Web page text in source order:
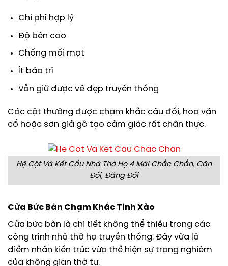
Chi phí hợp lý
Độ bền cao
Chống mối mọt
Ít bảo trì
Vẫn giữ được vẻ đẹp truyền thống
Các cột thường được chạm khắc câu đối, hoa văn
cổ hoặc sơn giả gỗ tạo cảm giác rất chân thực.
Hệ Cột Và Kết Cấu Nhà Thờ Họ 4 Mái Chắc Chắn, Cân
Đối, Đăng Đối
Cửa Bức Bàn Chạm Khắc Tinh Xảo
Cửa bức bàn là chi tiết không thể thiếu trong các
công trình nhà thờ họ truyền thống. Đây vừa là
điểm nhấn kiến trúc vừa thể hiện sự trang nghiêm
của không gian thờ tự.